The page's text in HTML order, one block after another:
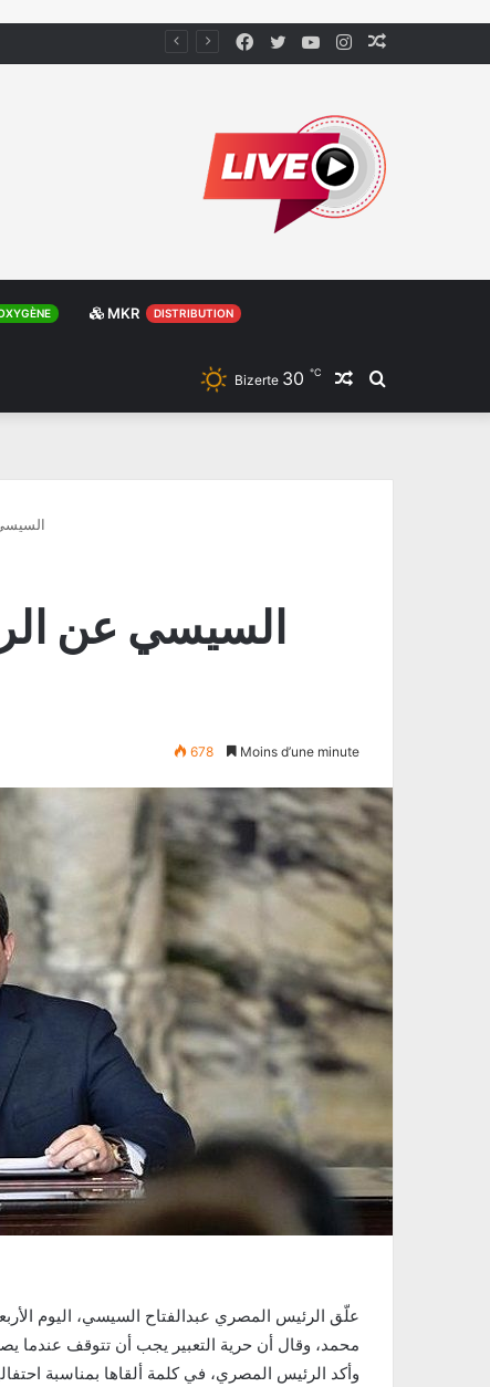
Instagram
YouTube
Twitter
Facebook
MKR DISTRIBUTION
Rechercher
Article
Bizerte 30 ℃
«
678 Moins d’une minute
محمد، وقال أن حرية التعبير يجب أن تتوقف
وأكد الرئيس المصري، في كلمة ألقاها بمناسبة